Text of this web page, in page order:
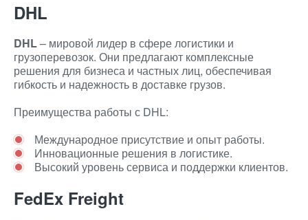
DHL
DHL– мировой лидер в сфере логистики и
грузоперевозок. Они предлагают комплексные
решения для бизнеса и частных лиц, обеспечивая
гибкость и надежность в доставке грузов.
Преимущества работы с DHL:
Международное присутствие и опыт работы.
Инновационные решения в логистике.
Высокий уровень сервиса и поддержки клиентов.
FedEx Freight